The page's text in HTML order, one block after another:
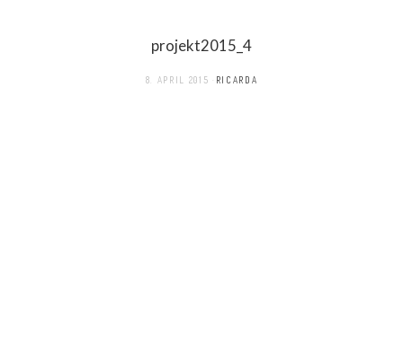
projekt2015_4
8. APRIL 2015 RICARDA